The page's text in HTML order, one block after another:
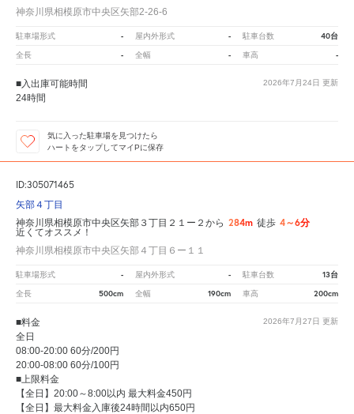
神奈川県相模原市中央区矢部2-26-6
駐車場形式 - 屋内外形式 - 駐車台数 40台
全長 - 全幅 - 車高 -
2026年7月24日 更新
■入出庫可能時間
24時間
気に入った駐車場を見つけたら
ハートをタップしてマイPに保存
ID:305071465
矢部４丁目
神奈川県相模原市中央区矢部３丁目２１ー２から 284m 徒歩 4～6分
近くてオススメ！
神奈川県相模原市中央区矢部４丁目６ー１１
駐車場形式 - 屋内外形式 - 駐車台数 13台
全長 500cm 全幅 190cm 車高 200cm
2026年7月27日 更新
■料金
全日
08:00-20:00 60分/200円
20:00-08:00 60分/100円
■上限料金
【全日】20:00～8:00以内 最大料金450円
【全日】最大料金入庫後24時間以内650円